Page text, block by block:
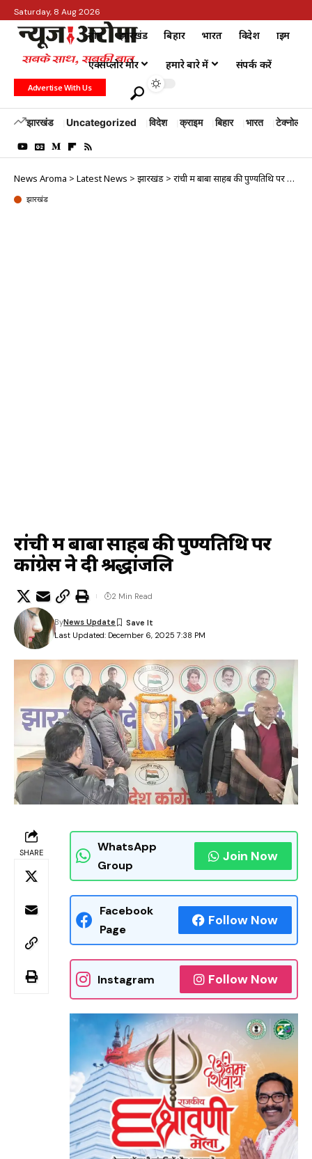
Saturday, 8 Aug 2026
होम झारखंड बिहार भारत विदेश क्राइम
एक्सप्लोर मोर हमारे बारे में संपर्क करें
Advertise With Us
झारखंड Uncategorized विदेश क्राइम बिहार भारत टेक्नोलॉजी
News Aroma > Latest News > झारखंड > रांची में बाबा साहब की पुण्यतिथि पर कांग्रेस ने दी श्रद्धांजलि
झारखंड
रांची में बाबा साहब की पुण्यतिथि पर
कांग्रेस ने दी श्रद्धांजलि
Last Updated: December 6, 2025 7:38 PM
ByNews Update
2 Min Read
SHARE
WhatsApp
Group
Join Now
Facebook
Page
Follow Now
Instagram Follow Now